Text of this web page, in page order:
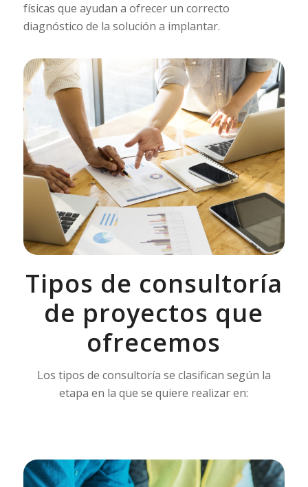
físicas que ayudan a ofrecer un correcto
diagnóstico de la solución a implantar.
Tipos de consultoría
de proyectos que
ofrecemos
Los tipos de consultoría se clasifican según la
etapa en la que se quiere realizar en: